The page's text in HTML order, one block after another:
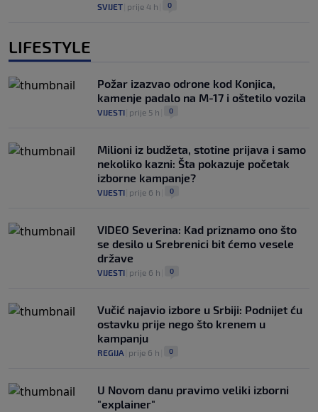
SVIJET prije 4 h 0
LIFESTYLE
Požar izazvao odrone kod Konjica,
kamenje padalo na M-17 i oštetilo vozila
VIJESTI prije 5 h 0
Milioni iz budžeta, stotine prijava i samo
nekoliko kazni: Šta pokazuje početak
izborne kampanje?
VIJESTI prije 6 h 0
VIDEO Severina: Kad priznamo ono što
se desilo u Srebrenici bit ćemo vesele
države
VIJESTI prije 6 h 0
Vučić najavio izbore u Srbiji: Podnijet ću
ostavku prije nego što krenem u
kampanju
REGIJA prije 6 h 0
U Novom danu pravimo veliki izborni
"explainer"